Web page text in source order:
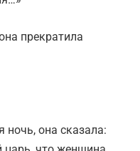
прекратила
ночь, она сказала: